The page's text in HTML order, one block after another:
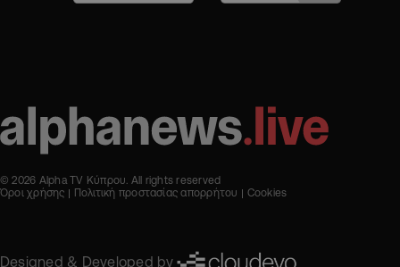
© 2026 Alpha TV Κύπρου. All rights reserved
Όροι χρήσης
Πολιτική προστασίας απορρήτου Cookies
Designed & Developed by